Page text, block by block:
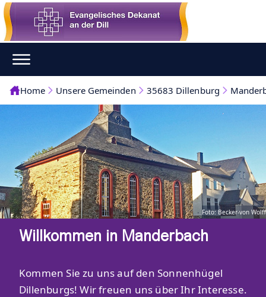
Home Unsere Gemeinden 35683 Dillenburg
Foto: Becker-von Wolff
Willkommen in Manderbach
Kommen Sie zu uns auf den Sonnenhügel
Dillenburgs! Wir freuen uns über Ihr Interesse.